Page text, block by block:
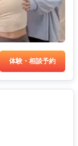
体験・相談予約